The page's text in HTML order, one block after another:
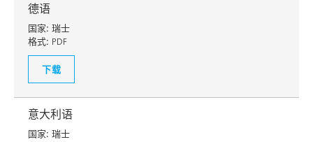
德语
国家: 瑞士
格式: PDF
下载
意大利语
国家: 瑞士